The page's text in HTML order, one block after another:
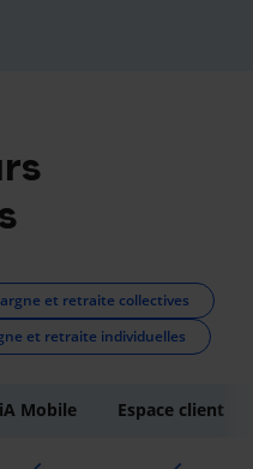
et retraite collectives
et retraite individuelles
iA Mobile Espace client